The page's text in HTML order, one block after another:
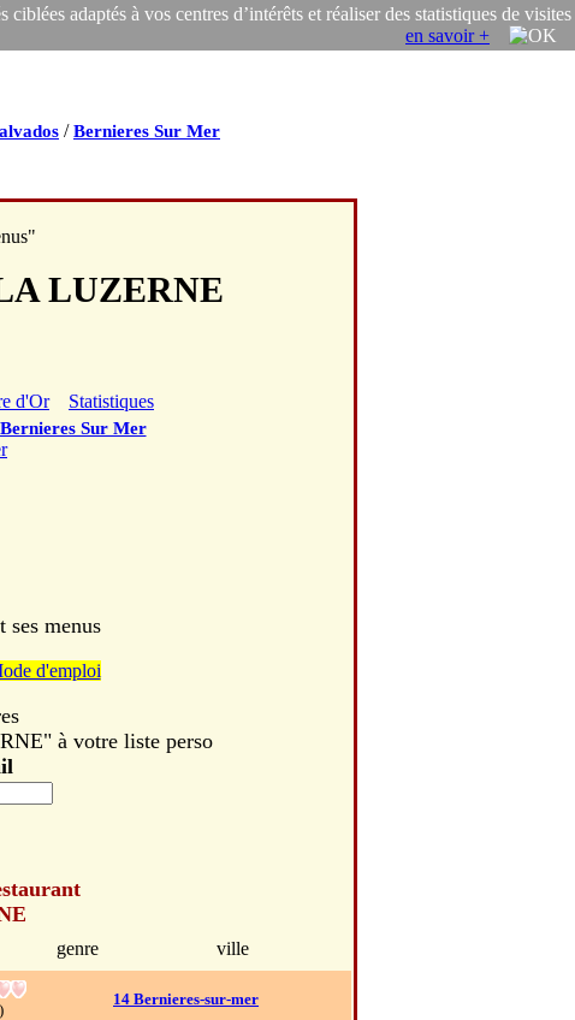
adaptés à vos centres d’intérêts et réaliser des statistiques de visites
en savoir +
/Bernieres Sur Mer
LUZERNE
d'Or
Statistiques
Bernieres Sur Mer
ses menus
d'emploi
à votre liste perso
genre
ville
14 Bernieres-sur-mer